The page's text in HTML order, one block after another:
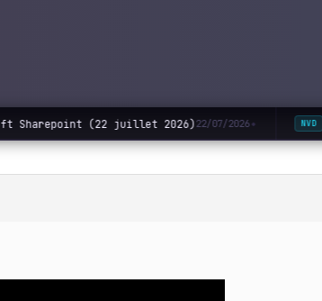
Sharepoint (22 juillet 2026)22/07/2026 ◆ NVD